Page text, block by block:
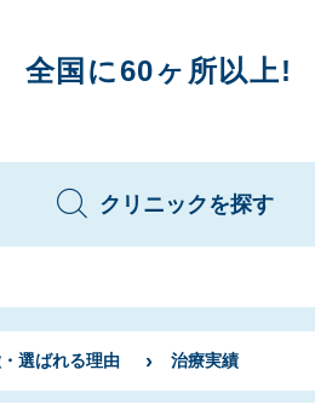
全国に60ヶ所以上!
クリニックを探す
選ばれる理由 治療実績